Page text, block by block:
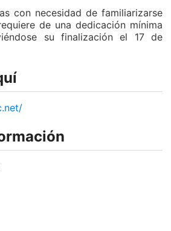
con necesidad de familiarizarse
de una dedicación mínima
su finalización el 17 de